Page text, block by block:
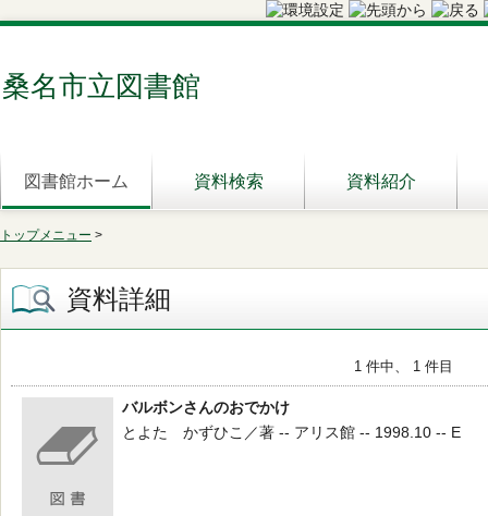
桑名市立図書館
図書館ホーム 資料検索 資料紹介
トップメニュー >
資料詳細
1 件中、 1 件目
バルボンさんのおでかけ
とよた かずひこ／著 -- アリス館 -- 1998.10 -- E